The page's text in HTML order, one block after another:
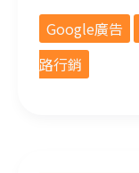
Google廣告
路行銷